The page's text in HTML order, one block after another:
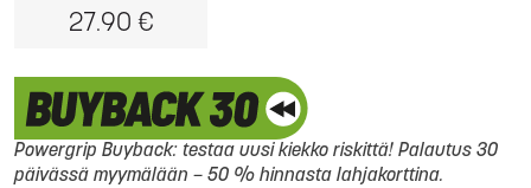
27.90 €
Powergrip Buyback: testaa uusi kiekko riskittä! Palautus 30
päivässä myymälään – 50 % hinnasta lahjakorttina.